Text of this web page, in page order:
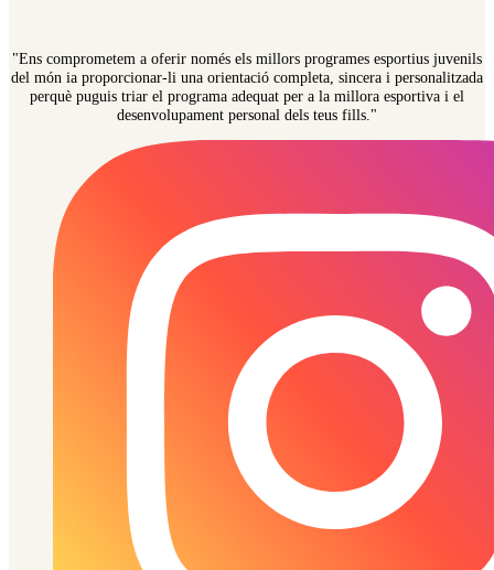
"Ens comprometem a oferir només els millors programes esportius juvenils
del món ia proporcionar-li una orientació completa, sincera i personalitzada
perquè puguis triar el programa adequat per a la millora esportiva i el
desenvolupament personal dels teus fills."